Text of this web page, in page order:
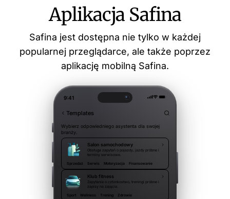
Aplikacja Safina
Safina jest dostępna nie tylko w każdej
popularnej przeglądarce, ale także poprzez
aplikację mobilną Safina.
9:41
Templates
Wybierz odpowiedniego asystenta dla swojej
branży.
Salon samochodowy
Obsługa zapytań o pojazdy, jazdy próbne i
terminy serwisowe.
Sprzedaż
Serwis Motoryzacja Finansowanie
Klub fitness
Zapytania o członkostwo, treningi próbne i
zapisy na zajęcia.
Sport
Wellness Trening Zdrowie